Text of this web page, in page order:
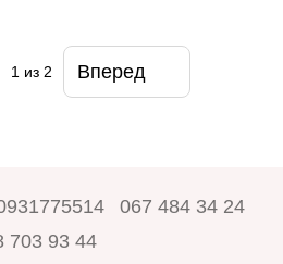
1 из 2 Вперед
067 484 34 24
703 93 44